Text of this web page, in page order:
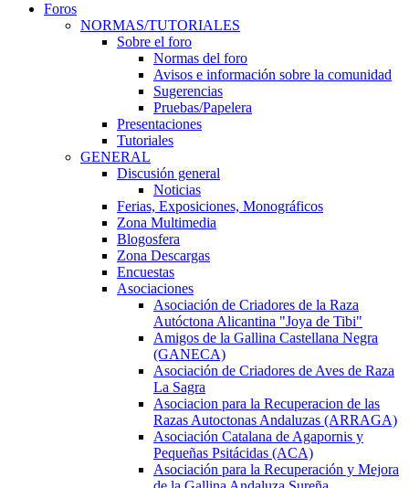
Foros
NORMAS/TUTORIALES
Sobre el foro
Normas del foro
Avisos e información sobre la comunidad
Sugerencias
Pruebas/Papelera
Presentaciones
Tutoriales
GENERAL
Discusión general
Noticias
Ferias, Exposiciones, Monográficos
Zona Multimedia
Blogosfera
Zona Descargas
Encuestas
Asociaciones
Asociación de Criadores de la Raza
Autóctona Alicantina "Joya de Tibi"
Amigos de la Gallina Castellana Negra
(GANECA)
Asociación de Criadores de Aves de Raza
La Sagra
Asociacion para la Recuperacion de las
Razas Autoctonas Andaluzas (ARRAGA)
Asociación Catalana de Agapornis y
Pequeñas Psitácidas (ACA)
Asociación para la Recuperación y Mejora